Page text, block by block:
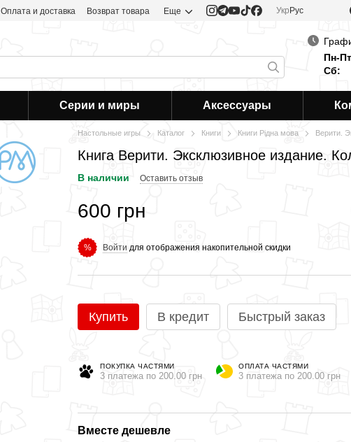
Оплата и доставка Возврат товара Еще Укр Рус
Пн-
Сб:
Серии и миры Аксессуары
Настольные игры Каталог Книги Книги Рідна мова Верити.
Книга Верити. Эксклюзивное издание.
В наличии Оставить отзыв
600 грн
% Войти для отображения накопительной скидки
Купить В кредит Быстрый заказ
ПОКУПКА ЧАСТЯМИ
3 платежа по 200.00 грн
ОПЛАТА ЧАСТЯМИ
3 платежа по 200.00 грн
Вместе дешевле